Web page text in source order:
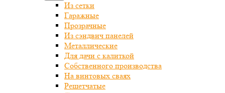
Из сетки
Гаражные
Прозрачные
Из сэндвич панелей
Металлические
Для дачи с калиткой
Собственного производства
На винтовых сваях
Решетчатые